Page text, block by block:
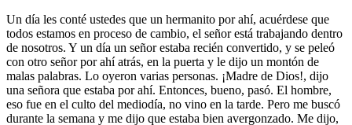
Un día les conté ustedes que un hermanito por ahí, acuérdese que
todos estamos en proceso de cambio, el señor está trabajando dentro
de nosotros. Y un día un señor estaba recién convertido, y se peleó
con otro señor por ahí atrás, en la puerta y le dijo un montón de
malas palabras. Lo oyeron varias personas. ¡Madre de Dios!, dijo
una señora que estaba por ahí. Entonces, bueno, pasó. El hombre,
eso fue en el culto del mediodía, no vino en la tarde. Pero me buscó
durante la semana y me dijo que estaba bien avergonzado. Me dijo,